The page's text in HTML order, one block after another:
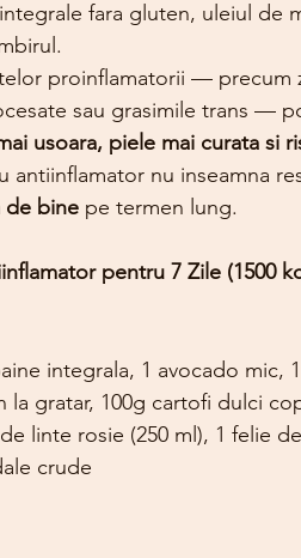
fara gluten, uleiul de
proinflamatorii — precum
sau grasimile trans —
usoara, piele mai curata si
antiinflamator nu inseamna
de bine pe termen lung.
pentru 7 Zile (1500
integrala, 1 avocado mic,
la gratar, 100g cartofi dulci
linte rosie (250 ml), 1 felie
crude